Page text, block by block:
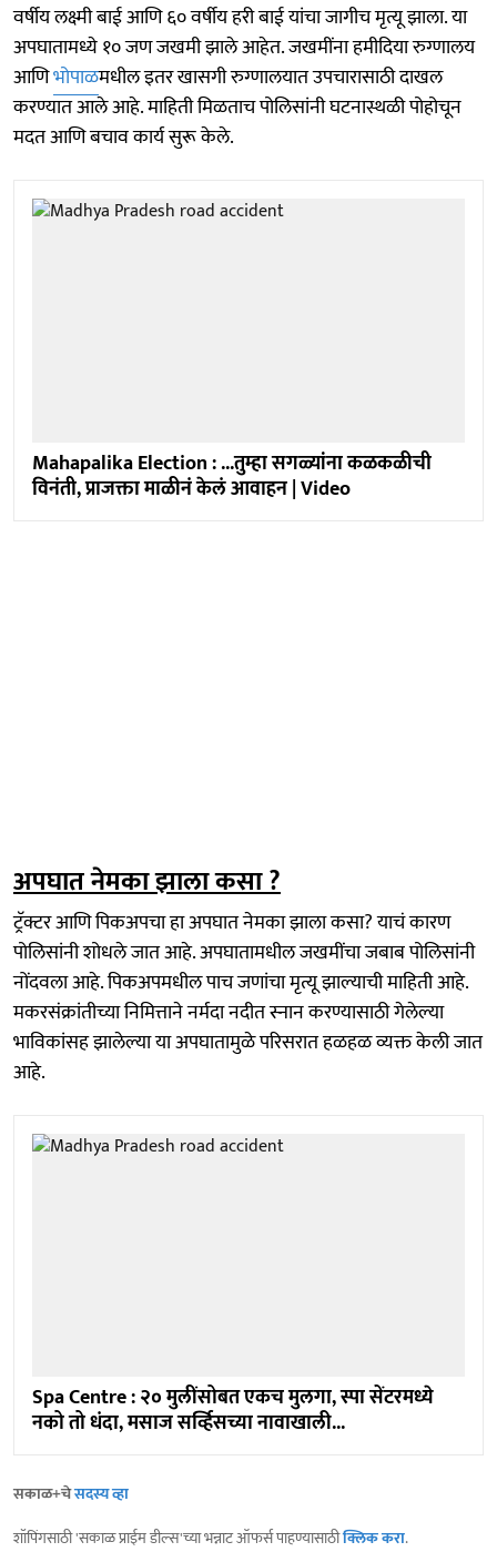
वर्षीय लक्ष्मी बाई आणि ६० वर्षीय हरी बाई यांचा जागीच मृत्यू झाला. या
अपघातामध्ये १० जण जखमी झाले आहेत. जखमींना हमीदिया रुग्णालय
आणिभोपाळमधील इतर खासगी रुग्णालयात उपचारासाठी दाखल
करण्यात आले आहे. माहिती मिळताच पोलिसांनी घटनास्थळी पोहोचून
मदत आणि बचाव कार्य सुरू केले.
Mahapalika Election : ...तुम्हा सगळ्यांना कळकळीची
विनंती, प्राजक्ता माळीनं केलं आवाहन | Video
अपघात नेमका झाला कसा ?
ट्रॅक्टर आणि पिकअपचा हा अपघात नेमका झाला कसा? याचं कारण
पोलिसांनी शोधले जात आहे. अपघातामधील जखमींचा जबाब पोलिसांनी
नोंदवला आहे. पिकअपमधील पाच जणांचा मृत्यू झाल्याची माहिती आहे.
मकरसंक्रांतीच्या निमित्ताने नर्मदा नदीत स्नान करण्यासाठी गेलेल्या
भाविकांसह झालेल्या या अपघातामुळे परिसरात हळहळ व्यक्त केली जात
आहे.
Spa Centre : २० मुलींसोबत एकच मुलगा, स्पा सेंटरमध्ये
नको तो धंदा, मसाज सर्व्हिसच्या नावाखाली...
सकाळ+चेसदस्य व्हा
शॉपिंगसाठी 'सकाळ प्राईम डील्स'च्या भन्नाट ऑफर्स पाहण्यासाठीक्लिक करा.